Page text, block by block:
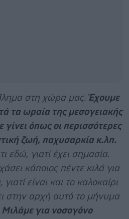
στη χώρα μας. Έχουμε
τα ωραία της μεσογειακής
γίνει όπως οι περισσότερες
ζωή, παχυσαρκία κ.λπ.
γιατί έχει σημασία.
κάποιος πέντε κιλά για
είναι και το καλοκαίρι
στην αρχή αυτό το μήνυμα
Μιλάμε για νοσογόνο